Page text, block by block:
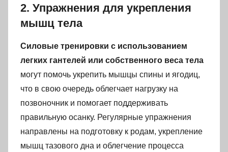
2. Упражнения для укрепления
мышц тела
Силовые тренировки с использованием
легких гантелей или собственного веса тела
могут помочь укрепить мышцы спины и ягодиц,
что в свою очередь облегчает нагрузку на
позвоночник и помогает поддерживать
правильную осанку. Регулярные упражнения
направлены на подготовку к родам, укрепление
мышц тазового дна и облегчение процесса